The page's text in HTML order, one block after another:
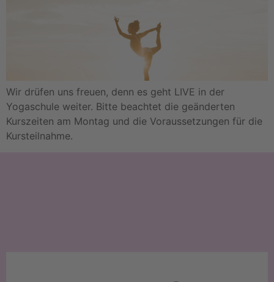
Wir drüfen uns freuen, denn es geht LIVE in der
Yogaschule weiter. Bitte beachtet die geänderten
Kurszeiten am Montag und die Voraussetzungen für die
Kursteilnahme.